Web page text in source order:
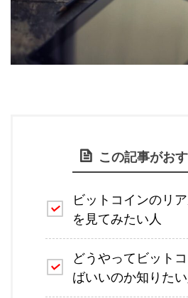
この記事がお
ビットコインのリ
を見てみたい人
どうやってビット
ばいいのか知りたい